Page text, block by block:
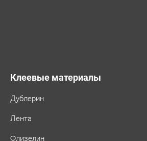
Клеевые материалы
Дублерин
Лента
Флизелин